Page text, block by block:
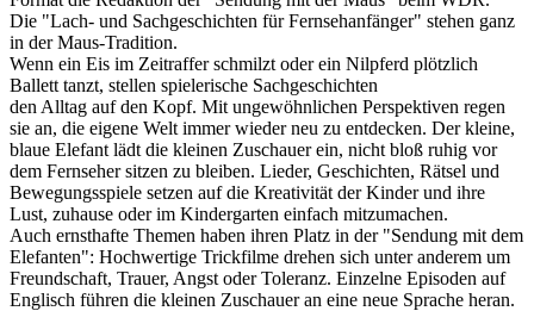
Die "Lach- und Sachgeschichten für Fernsehanfänger" stehen ganz
in der Maus-Tradition.
Wenn ein Eis im Zeitraffer schmilzt oder ein Nilpferd plötzlich
Ballett tanzt, stellen spielerische Sachgeschichten
den Alltag auf den Kopf. Mit ungewöhnlichen Perspektiven regen
sie an, die eigene Welt immer wieder neu zu entdecken. Der kleine,
blaue Elefant lädt die kleinen Zuschauer ein, nicht bloß ruhig vor
dem Fernseher sitzen zu bleiben. Lieder, Geschichten, Rätsel und
Bewegungsspiele setzen auf die Kreativität der Kinder und ihre
Lust, zuhause oder im Kindergarten einfach mitzumachen.
Auch ernsthafte Themen haben ihren Platz in der "Sendung mit dem
Elefanten": Hochwertige Trickfilme drehen sich unter anderem um
Freundschaft, Trauer, Angst oder Toleranz. Einzelne Episoden auf
Englisch führen die kleinen Zuschauer an eine neue Sprache heran.